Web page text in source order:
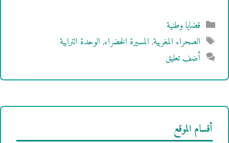
التصنيفات
قضايا وطنية
الوسوم
الصحراء المغربية,المسيرة الخضراء,الوحدة الترابية
أضف تعليق
أقسام الموقع